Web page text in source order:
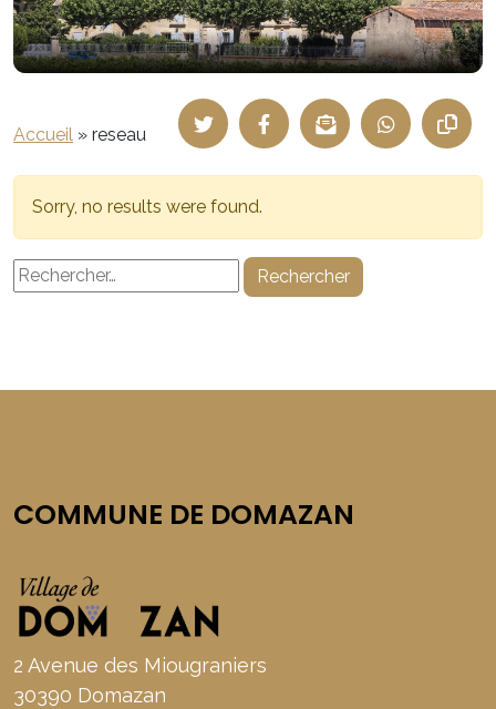
Accueil » reseau
Sorry, no results were found.
Rechercher :
COMMUNE DE DOMAZAN
2 Avenue des Miougraniers
30390 Domazan